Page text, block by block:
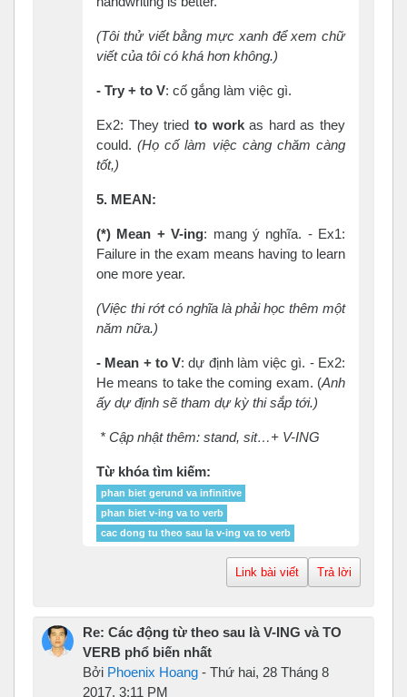
(Tôi thử viết bằng mực xanh để xem chữ
viết của tôi có khá hơn không.)
- Try + to V: cố gắng làm việc gì.
Ex2: They tried to workas hard as they
could.(Họ cố làm việc càng chăm càng
tốt,)
5. MEAN:
(*) Mean +V-ing: mang ý nghĩa. - Ex1:
Failure in the exam means having to learn
one more year.
(Việc thi rớt có nghĩa là phải học thêm một
năm nữa.)
- Mean + toV: dự định làm việc gì. - Ex2:
He means to take the coming exam. (Anh
ấy dự định sẽ tham dự kỳ thi sắp tới.)
* Cập nhật thêm: stand, sit…+ V-ING
Từ khóa tìm kiếm:
phan biet gerund va infinitive
phan biet v-ing va to verb
cac dong tu theo sau la v-ing va to verb
Link bài viết Trả lời
Re: Các động từ theo sau là V-ING và TO
VERB phổ biến nhất
Bởi Phoenix Hoang - Thứ hai, 28 Tháng 8
2017, 3:11 PM